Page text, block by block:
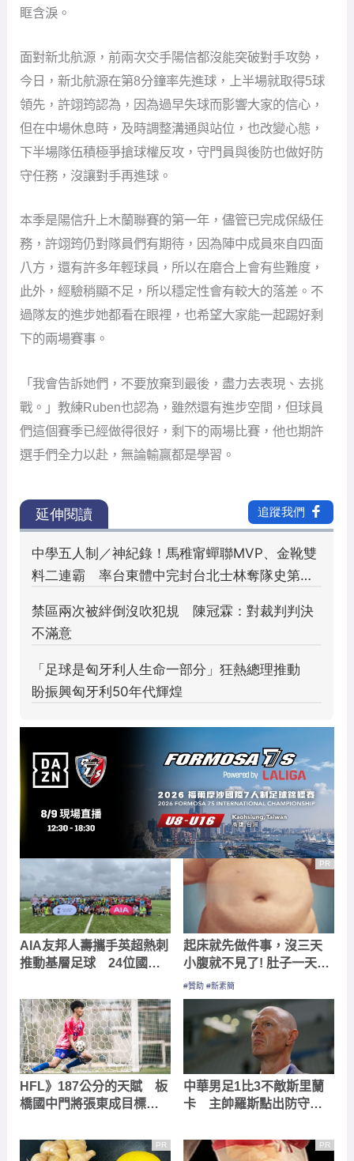
眶含淚。
面對新北航源，前兩次交手陽信都沒能突破對手攻勢，
今日，新北航源在第8分鐘率先進球，上半場就取得5球
領先，許翊筠認為，因為過早失球而影響大家的信心，
但在中場休息時，及時調整溝通與站位，也改變心態，
下半場隊伍積極爭搶球權反攻，守門員與後防也做好防
守任務，沒讓對手再進球。
本季是陽信升上木蘭聯賽的第一年，儘管已完成保級任
務，許翊筠仍對隊員們有期待，因為陣中成員來自四面
八方，還有許多年輕球員，所以在磨合上會有些難度，
此外，經驗稍顯不足，所以穩定性會有較大的落差。不
過隊友的進步她都看在眼裡，也希望大家能一起踢好剩
下的兩場賽事。
「我會告訴她們，不要放棄到最後，盡力去表現、去挑
戰。」教練Ruben也認為，雖然還有進步空間，但球員
們這個賽季已經做得很好，剩下的兩場比賽，他也期許
選手們全力以赴，無論輸贏都是學習。
AIA友邦人壽攜手英超熱刺
推動基層足球 24位國中
訓練營
PR
起床就先做件事，沒三天
小腹就不見了! 肚子一天天
變小！
#贊助 #新素簡
HFL》187公分的天賦 板
橋國中門將張東成目標放
中華男足1比3不敵斯里蘭
卡 主帥羅斯點出防守轉
表現
PR PR